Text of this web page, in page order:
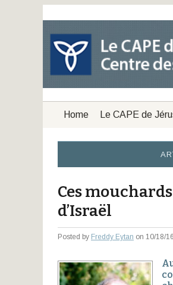
Home Le CAPE de
Ces
d’Israël
Posted by Freddy Eytan on 10/18/